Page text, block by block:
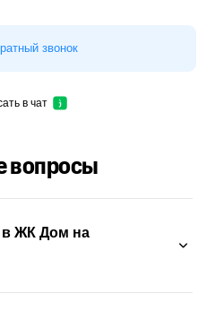
звонок
Написать в чат
вопросы
в ЖК Дом на